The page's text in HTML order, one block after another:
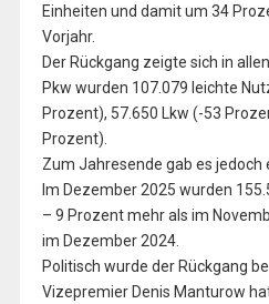
Einheiten und damit um 34
Vorjahr.
Der Rückgang zeigte sich in
Pkw wurden 107.079 leichte
Prozent), 57.650 Lkw (-53
Prozent).
Zum Jahresende gab es jedoch
Im Dezember 2025 wurden
– 9 Prozent mehr als im
im Dezember 2024.
Politisch wurde der Rückgang
Vizepremier Denis Manturow